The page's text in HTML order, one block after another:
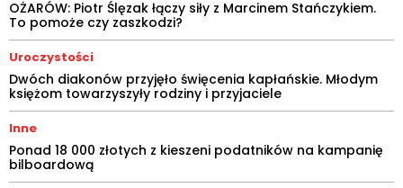
OŻARÓW: Piotr Ślęzak łączy siły z Marcinem Stańczykiem.
To pomoże czy zaszkodzi?
Uroczystości
Dwóch diakonów przyjęło święcenia kapłańskie. Młodym
księżom towarzyszyły rodziny i przyjaciele
Inne
Ponad 18 000 złotych z kieszeni podatników na kampanię
bilboardową